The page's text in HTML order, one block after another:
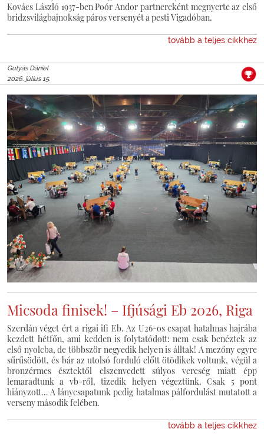
Kovács László 1937-ben Poór Andor partnereként megnyerte az első
bridzsvilágbajnokság páros versenyét a pesti Vigadóban.
tovább a teljes cikkhez
Gulyás Dániel
2026. július 15.
Micsoda finisek! – Ifjúsági Eb 2026, Riga
Szerdán véget ért a rigai ifi Eb. Az U26-os csapat hatalmas hajrába
kezdett hétfőn, ami kedden is folytatódott: nem csak benéztek az
első nyolcba, de többször negyedik helyen is álltak! A mezőny egyre
sűrűsödött, és bár az utolsó forduló előtt ötödikek voltunk, végül a
bronzérmes észtektől elszenvedett súlyos vereség miatt épp
lemaradtunk a vb-ről, tizedik helyen végeztünk. Csak 5 pont
hiányzott… A lánycsapatunk pedig hatalmas pálfordulást mutatott a
verseny második felében.
tovább a teljes cikkhez